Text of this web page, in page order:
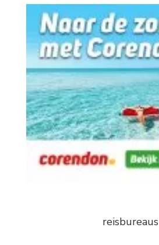
reisbureaus